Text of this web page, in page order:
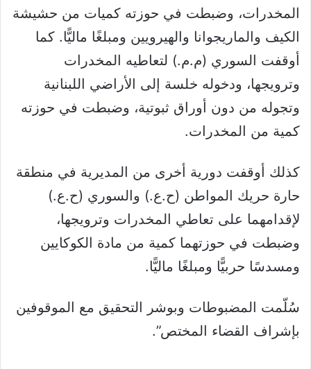
المخدرات، وضبطت في حوزته كميات من حشيشة
الكيف والماريجوانا والهيرويين ومبلغًا ماليًّا. كما
أوقفت السوري (م.م.) لتعاطيه المخدرات
وترويجها، ودخوله خلسة إلى الأراضي اللبنانية
وتجوله من دون أوراق ثبوتية، وضبطت في حوزته
كمية من المخدرات.
كذلك أوقفت دورية أخرى من المديرية في منطقة
حارة حريك المواطن (ح.ع.) والسوري (ح.ع.)
لإقدامهما على تعاطي المخدرات وترويجها،
وضبطت في حوزتهما كمية من مادة الكوكايين
ومسدسًا حربيًّا ومبلغًا ماليًّا.
سُلّمت المضبوطات وبوشر التحقيق مع الموقوفين
بإشراف القضاء المختص”.